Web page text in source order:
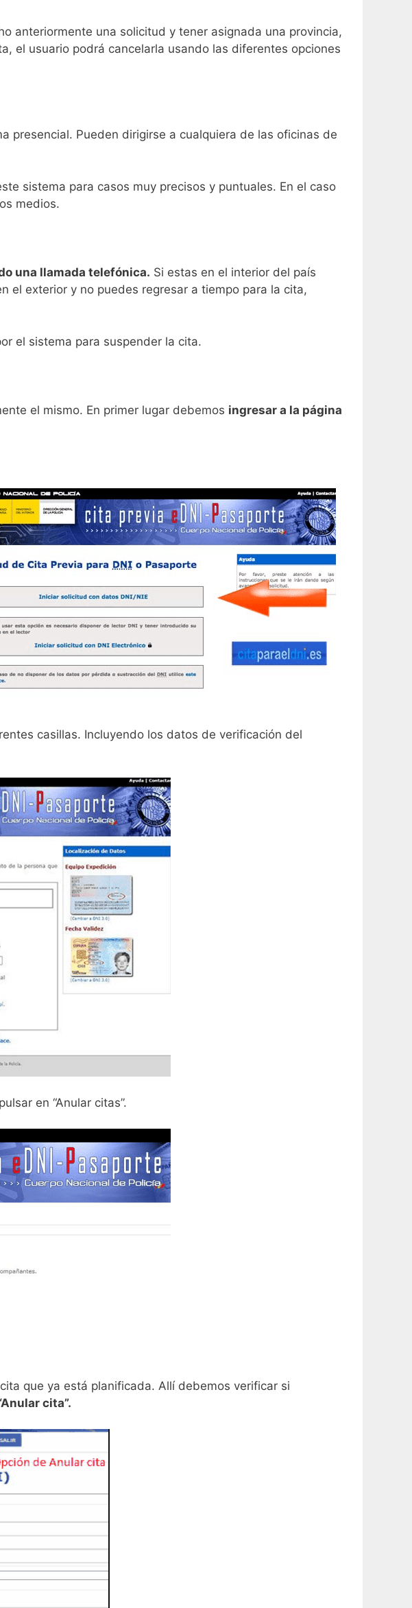
anteriormente una solicitud y tener asignada una provincia,
el usuario podrá cancelarla usando las diferentes opciones
presencial. Pueden dirigirse a cualquiera de las oficinas de
sistema para casos muy precisos y puntuales. En el caso
medios.
una llamada telefónica. Si estas en el interior del país
el exterior y no puedes regresar a tiempo para la cita,
el sistema para suspender la cita.
el mismo. En primer lugar debemos ingresar a la página
casillas. Incluyendo los datos de verificación del
en “Anular citas”.
que ya está planificada. Allí debemos verificar si
cita”.